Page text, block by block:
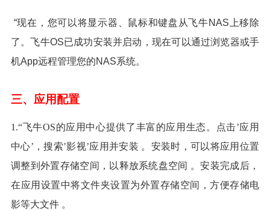
“现在，您可以将显示器、鼠标和键盘从飞牛NAS上移除
了。飞牛OS已成功安装并启动，现在可以通过浏览器或手
机App远程管理您的NAS系统。
三、应用配置
1.“飞牛OS的应用中心提供了丰富的应用生态。点击’应用
中心’，搜索’影视’应用并安装 。安装时，可以将应用位置
调整到外置存储空间，以释放系统盘空间 。安装完成后，
在应用设置中将文件夹设置为外置存储空间，方便存储电
影等大文件 。